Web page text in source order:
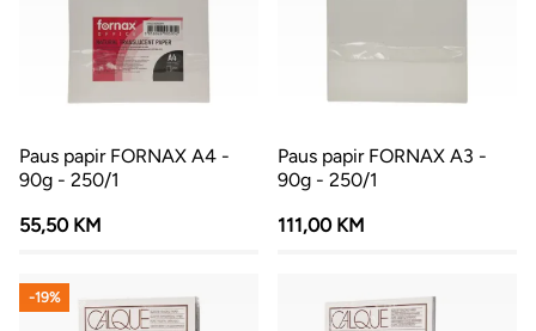
Paus papir FORNAX A4 -
90g - 250/1
55,50 KM
Paus papir FORNAX A3 -
90g - 250/1
111,00 KM
-19%